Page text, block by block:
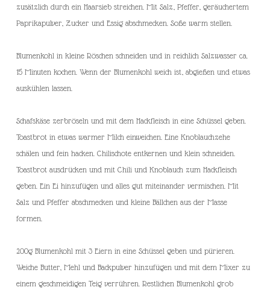
zusätzlich durch ein Haarsieb streichen. Mit Salz, Pfeffer, geräuchertem
Paprikapulver, Zucker und Essig abschmecken. Soße warm stellen.
Blumenkohl in kleine Röschen schneiden und in reichlich Salzwasser ca.
15 Minuten kochen. Wenn der Blumenkohl weich ist, abgießen und etwas
auskühlen lassen.
Schafskäse zerbröseln und mit dem Hackfleisch in eine Schüssel geben.
Toastbrot in etwas warmer Milch einweichen. Eine Knoblauchzehe
schälen und fein hacken. Chilischote entkernen und klein schneiden.
Toastbrot ausdrücken und mit Chili und Knoblauch zum Hackfleisch
geben. Ein Ei hinzufügen und alles gut miteinander vermischen. Mit
Salz und Pfeffer abschmecken und kleine Bällchen aus der Masse
formen.
200g Blumenkohl mit 3 Eiern in eine Schüssel geben und pürieren.
Weiche Butter, Mehl und Backpulver hinzufügen und mit dem Mixer zu
einem geschmeidigen Teig verrühren. Restlichen Blumenkohl grob